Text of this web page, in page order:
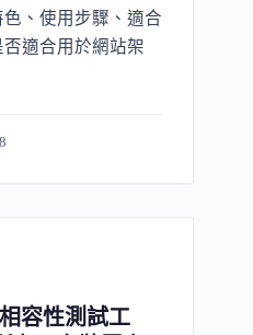
、使用步驟、適合
適合用於網站架
容性測試工